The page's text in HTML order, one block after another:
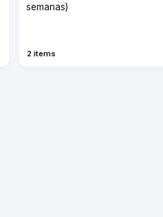
semanas)
2 items